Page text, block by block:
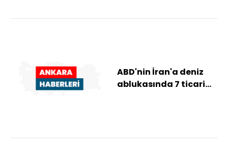
ABD'nin İran'a deniz
ablukasında 7 ticari